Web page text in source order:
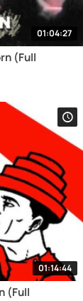
01:04:27
(Full
01:14:44
(Full